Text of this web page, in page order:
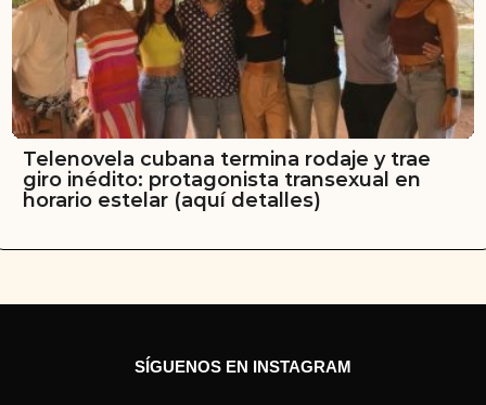
Telenovela cubana termina rodaje y trae
giro inédito: protagonista transexual en
horario estelar (aquí detalles)
SÍGUENOS EN INSTAGRAM